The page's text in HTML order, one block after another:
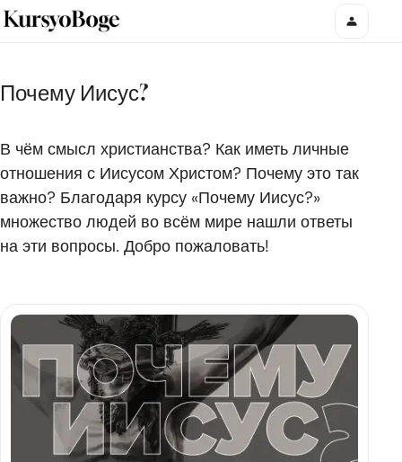
Почему Иисус?
В чём смысл христианства? Как иметь личные
отношения с Иисусом Христом? Почему это так
важно? Благодаря курсу «Почему Иисус?»
множество людей во всём мире нашли ответы
на эти вопросы. Добро пожаловать!